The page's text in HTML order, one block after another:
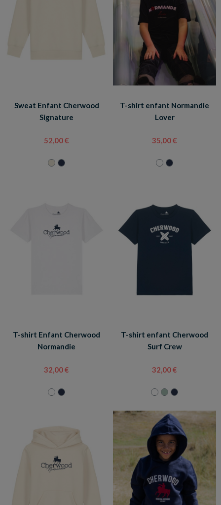
Sweat Enfant Cherwood
Signature
52,00 €
T-shirt enfant Normandie
Lover
35,00 €
T-shirt Enfant Cherwood
Normandie
32,00 €
T-shirt enfant Cherwood
Surf Crew
32,00 €